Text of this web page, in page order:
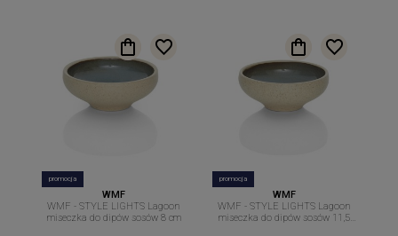
promocja
WMF
WMF - STYLE LIGHTS Lagoon
miseczka do dipów sosów 8 cm
promocja
WMF
WMF - STYLE LIGHTS Lagoon
miseczka do dipów sosów 11,5